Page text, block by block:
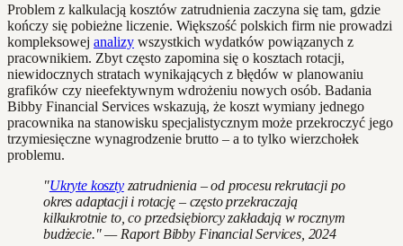
Problem z kalkulacją kosztów zatrudnienia zaczyna się tam, gdzie
kończy się pobieżne liczenie. Większość polskich firm nie prowadzi
kompleksowej analizy wszystkich wydatków powiązanych z
pracownikiem. Zbyt często zapomina się o kosztach rotacji,
niewidocznych stratach wynikających z błędów w planowaniu
grafików czy nieefektywnym wdrożeniu nowych osób. Badania
Bibby Financial Services wskazują, że koszt wymiany jednego
pracownika na stanowisku specjalistycznym może przekroczyć jego
trzymiesięczne wynagrodzenie brutto – a to tylko wierzchołek
problemu.
"Ukryte kosztyzatrudnienia – od procesu rekrutacji po
okres adaptacji i rotację – często przekraczają
kilkukrotnie to, co przedsiębiorcy zakładają w rocznym
budżecie." — Raport Bibby Financial Services, 2024